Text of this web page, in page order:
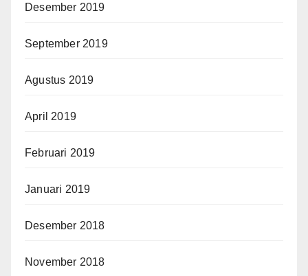
Desember 2019
September 2019
Agustus 2019
April 2019
Februari 2019
Januari 2019
Desember 2018
November 2018